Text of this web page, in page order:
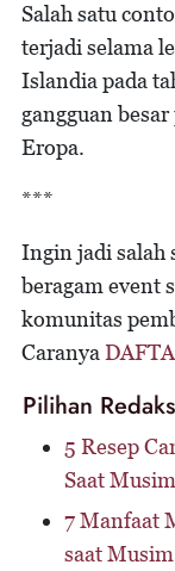
Salah satu
terjadi selama
Islandia pada
gangguan
Eropa.
***
Ingin jadi salah
beragam event
komunitas
Caranya
Pilihan
5 Resep
Saat
7 Manfaat
saat